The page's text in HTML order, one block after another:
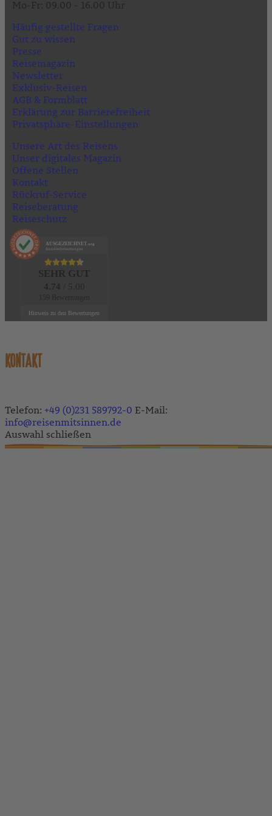
Häufig gestellte Fragen
Gut zu wissen
Presse
Reisemagazin
Newsletter
Exklusiv-Reisen
AGB & Formblatt
Erklärung zur Barrierefreiheit
Privatsphäre-Einstellungen
Unsere Art des Reisens
Unser digitales Magazin
Offene Stellen
Kontakt
Rückruf-Service
Reiseberatung
Reiseschutz
AUSGEZEICHNET .org
Kundenbewertungen
Hinweis zu den Bewertungen
KONTAKT
Telefon: +49 (0)231 589792-0 E-Mail:
info@reisenmitsinnen.de
Auswahl schließen